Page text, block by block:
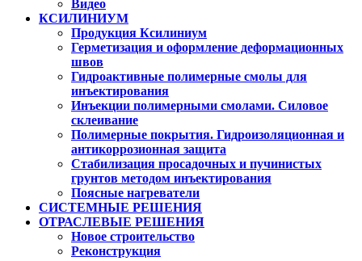
Видео
КСИЛИНИУМ
Продукция Ксилиниум
Герметизация и оформление деформационных
швов
Гидроактивные полимерные смолы для
инъектирования
Инъекции полимерными смолами. Силовое
склеивание
Полимерные покрытия. Гидроизоляционная и
антикоррозионная защита
Стабилизация просадочных и пучинистых
грунтов методом инъектирования
Поясные нагреватели
СИСТЕМНЫЕ РЕШЕНИЯ
ОТРАСЛЕВЫЕ РЕШЕНИЯ
Новое строительство
Реконструкция